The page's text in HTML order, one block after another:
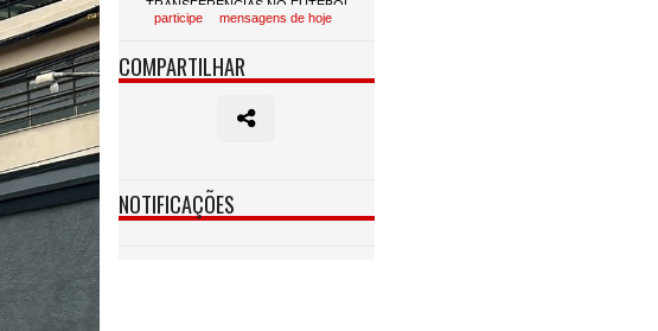
participe mensagens de hoje
COMPARTILHAR
NOTIFICAÇÕES